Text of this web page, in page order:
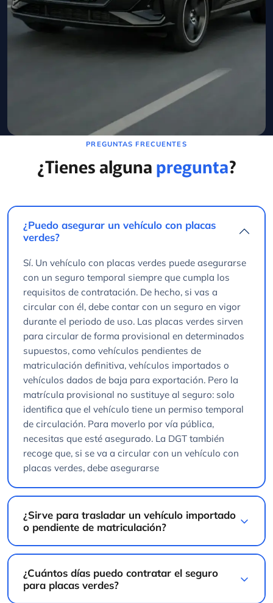
PREGUNTAS FRECUENTES
¿Tienes alguna pregunta?
¿Puedo asegurar un vehículo con placas
verdes?
Sí. Un vehículo con placas verdes puede asegurarse
con un seguro temporal siempre que cumpla los
requisitos de contratación. De hecho, si vas a
circular con él, debe contar con un seguro en vigor
durante el periodo de uso. Las placas verdes sirven
para circular de forma provisional en determinados
supuestos, como vehículos pendientes de
matriculación definitiva, vehículos importados o
vehículos dados de baja para exportación. Pero la
matrícula provisional no sustituye al seguro: solo
identifica que el vehículo tiene un permiso temporal
de circulación. Para moverlo por vía pública,
necesitas que esté asegurado. La DGT también
recoge que, si se va a circular con un vehículo con
placas verdes, debe asegurarse
¿Sirve para trasladar un vehículo importado
o pendiente de matriculación?
¿Cuántos días puedo contratar el seguro
para placas verdes?